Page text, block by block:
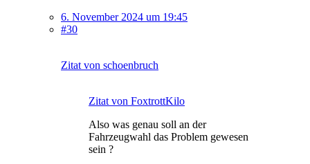
6. November 2024 um 19:45
#30
Zitat von schoenbruch
Zitat von FoxtrottKilo
Also was genau soll an der
Fahrzeugwahl das Problem gewesen
sein ?